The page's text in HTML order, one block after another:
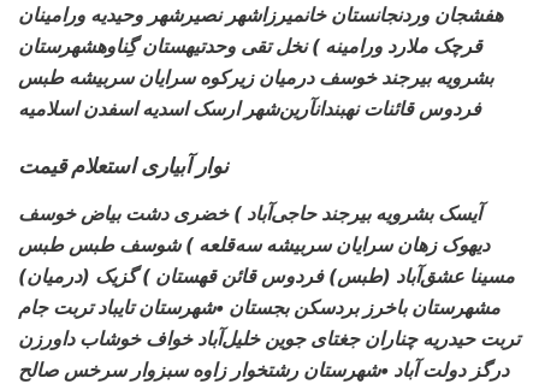
هفشجان وردنجانستان خانمیرزاشهر نصیرشهر وحیدیه ورامینان
قرچک ملارد ورامینه ) نخل تقی وحدتیهستان گِناوهشهرستان
بشرویه بیرجند خوسف درمیان زیرکوه سرایان سربیشه طبس
فردوس قائنات نهبندانآرین‌شهر ارسک اسدیه اسفدن اسلامیه
نوار آبیاری استعلام قیمت
آیسک بشرویه بیرجند حاجی‌آباد ) خضری دشت بیاض خوسف
دیهوک زهان سرایان سربیشه سه‌قلعه ) شوسف طبس طبس
مسینا عشق‌آباد (طبس) فردوس قائن قهستان ) گزیک (درمیان)
مشهرستان باخرز بردسکن بجستان •شهرستان تایباد تربت جام
تربت حیدریه چناران جغتای جوین خلیل‌آباد خواف خوشاب داورزن
درگز دولت آباد •شهرستان رشتخوار زاوه سبزوار سرخس صالح